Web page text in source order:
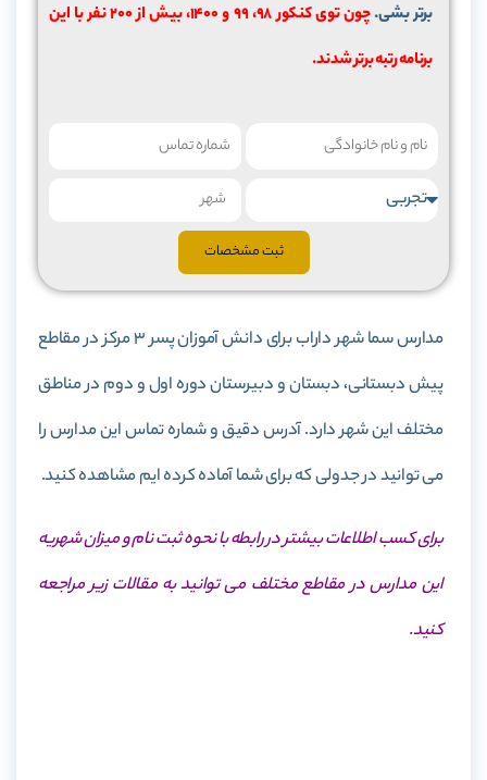
برتر بشی.
چون توی کنکور 98، 99 و 1400، بیش از 200 نفر با این
برنامه رتبه برتر شدند.
ثبت مشخصات
مدارس سما شهر داراب برای دانش آموزان پسر 3 مرکز در مقاطع
پیش دبستانی، دبستان و دبیرستان دوره اول و دوم در مناطق
مختلف این شهر دارد. آدرس دقیق و شماره تماس این مدارس را
می توانید در جدولی که برای شما آماده کرده ایم مشاهده کنید.
برای کسب اطلاعات بیشتر در رابطه با نحوه ثبت نام و میزان شهریه
این مدارس در مقاطع مختلف می توانید به مقالات زیر مراجعه
کنید.